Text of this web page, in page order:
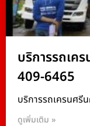
บริการรถเค
409-6465
บริการรถเครนศรี
ดูเพิ่มเติม »